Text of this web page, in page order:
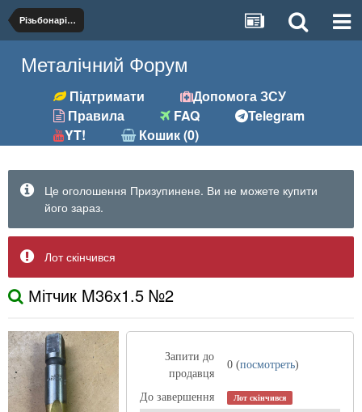
Різьбонарізний (мітчики, плашки)
Металічний Форум
Підтримати
Допомога ЗСУ
Правила
FAQ
Telegram
YT!
Кошик (0)
Це оголошення Призупинене. Ви не можете купити
його зараз.
Лот скінчився
Мітчик M36x1.5 №2
Запити до
продавця
0 (посмотреть)
До завершення Лот скінчився